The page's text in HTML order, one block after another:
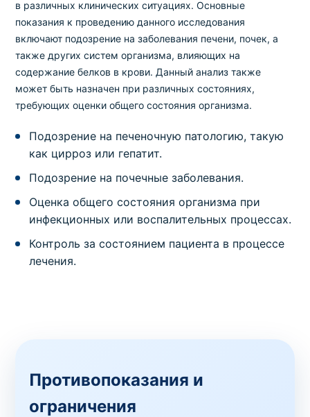
в различных клинических ситуациях. Основные
показания к проведению данного исследования
включают подозрение на заболевания печени, почек, а
также других систем организма, влияющих на
содержание белков в крови. Данный анализ также
может быть назначен при различных состояниях,
требующих оценки общего состояния организма.
Подозрение на печеночную патологию, такую
как цирроз или гепатит.
Подозрение на почечные заболевания.
Оценка общего состояния организма при
инфекционных или воспалительных процессах.
Контроль за состоянием пациента в процессе
лечения.
Противопоказания и
ограничения